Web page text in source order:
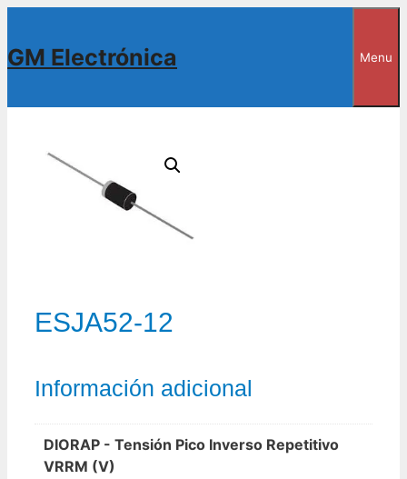
contenido
GM Electrónica Menu
ESJA52-12
Información adicional
DIORAP - Tensión Pico Inverso Repetitivo
VRRM (V)